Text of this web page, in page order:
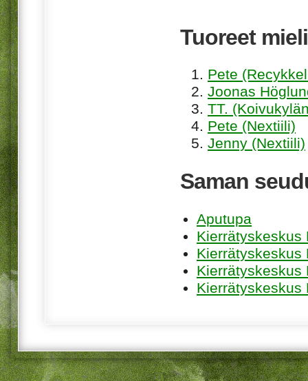
Tuoreet
Pete
Joonas
TT.
Pete (Nextiili)
Jenny (Nextiili)
Saman
Aputupa
Kierrätyskeskus
Kierrätyskeskus
Kierrätyskeskus
Kierrätyskeskus